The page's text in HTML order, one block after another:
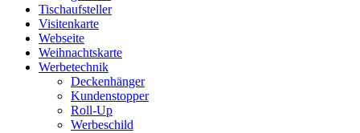
Tischaufsteller
Visitenkarte
Webseite
Weihnachtskarte
Werbetechnik
Deckenhänger
Kundenstopper
Roll-Up
Werbeschild